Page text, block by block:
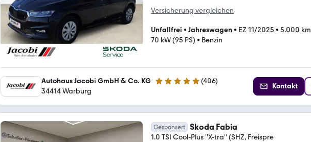
Versicherung vergleichen
Unfallfrei • Jahreswagen• EZ 11/2025 • 5.000 km
70 kW (95 PS) • Benzin
Autohaus Jacobi GmbH & Co. KG 4.9 Sterne (406)
34414 Warburg
Kontakt
Gesponsert Skoda Fabia
1.0 TSI Cool-Plus ''X-tra'' (SHZ, Freispre